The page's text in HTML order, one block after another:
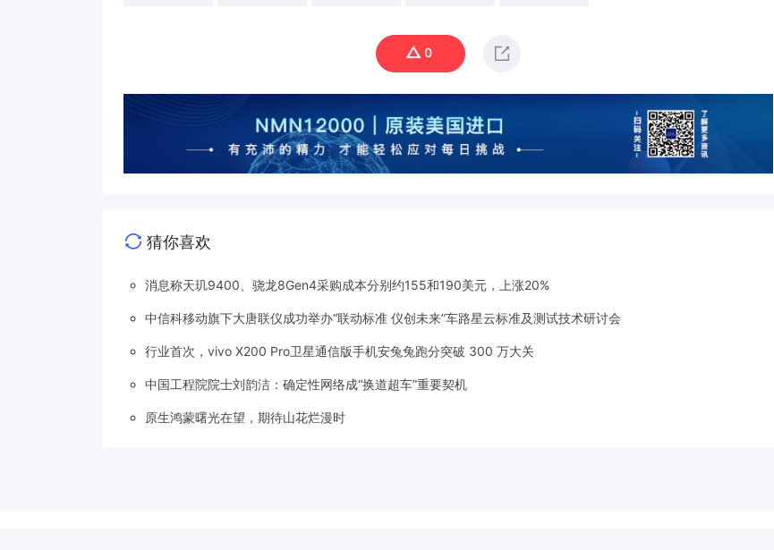
0
猜你喜欢
消息称天玑9400、骁龙8Gen4采购成本分别约155和190美元，上涨20%
中信科移动旗下大唐联仪成功举办“联动标准 仪创未来”车路星云标准及测试技术研讨会
行业首次，vivo X200 Pro卫星通信版手机安兔兔跑分突破 300 万大关
中国工程院院士刘韵洁：确定性网络成“换道超车”重要契机
原生鸿蒙曙光在望，期待山花烂漫时